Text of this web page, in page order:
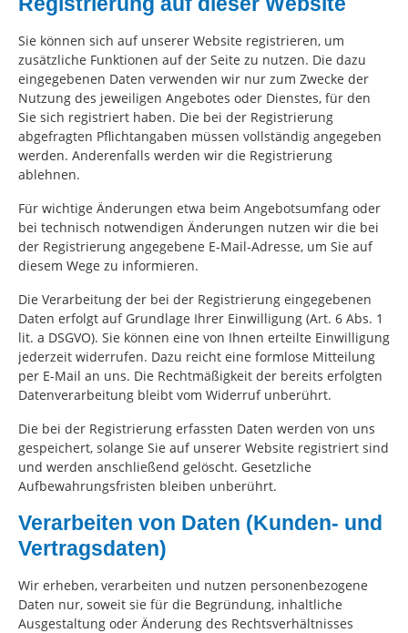
Sie können sich auf unserer Website registrieren, um
zusätzliche Funktionen auf der Seite zu nutzen. Die dazu
eingegebenen Daten verwenden wir nur zum Zwecke der
Nutzung des jeweiligen Angebotes oder Dienstes, für den
Sie sich registriert haben. Die bei der Registrierung
abgefragten Pflichtangaben müssen vollständig angegeben
werden. Anderenfalls werden wir die Registrierung
ablehnen.
Für wichtige Änderungen etwa beim Angebotsumfang oder
bei technisch notwendigen Änderungen nutzen wir die bei
der Registrierung angegebene E-Mail-Adresse, um Sie auf
diesem Wege zu informieren.
Die Verarbeitung der bei der Registrierung eingegebenen
Daten erfolgt auf Grundlage Ihrer Einwilligung (Art. 6 Abs. 1
lit. a DSGVO). Sie können eine von Ihnen erteilte Einwilligung
jederzeit widerrufen. Dazu reicht eine formlose Mitteilung
per E-Mail an uns. Die Rechtmäßigkeit der bereits erfolgten
Datenverarbeitung bleibt vom Widerruf unberührt.
Die bei der Registrierung erfassten Daten werden von uns
gespeichert, solange Sie auf unserer Website registriert sind
und werden anschließend gelöscht. Gesetzliche
Aufbewahrungsfristen bleiben unberührt.
Verarbeiten von Daten (Kunden- und
Vertragsdaten)
Wir erheben, verarbeiten und nutzen personenbezogene
Daten nur, soweit sie für die Begründung, inhaltliche
Ausgestaltung oder Änderung des Rechtsverhältnisses